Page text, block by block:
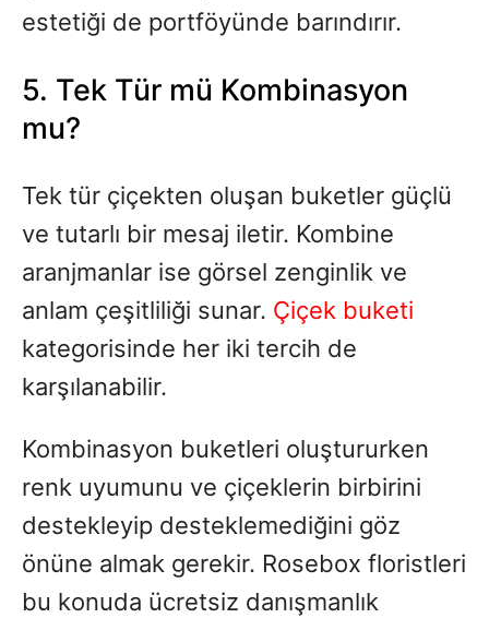
estetiği de portföyünde barındırır.
5. Tek Tür mü Kombinasyon
mu?
Tek tür çiçekten oluşan buketler güçlü
ve tutarlı bir mesaj iletir. Kombine
aranjmanlar ise görsel zenginlik ve
anlam çeşitliliği sunar. Çiçek buketi
kategorisinde her iki tercih de
karşılanabilir.
Kombinasyon buketleri oluştururken
renk uyumunu ve çiçeklerin birbirini
destekleyip desteklemediğini göz
önüne almak gerekir. Rosebox floristleri
bu konuda ücretsiz danışmanlık